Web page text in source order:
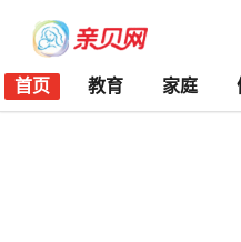
首页 教育 家庭